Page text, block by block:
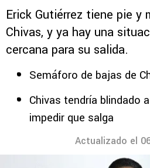
Erick Gutiérrez tiene pie y
Chivas, y ya hay una
cercana para su salida.
Semáforo de bajas de
Chivas tendría blindado
impedir que salga
Actualizado el